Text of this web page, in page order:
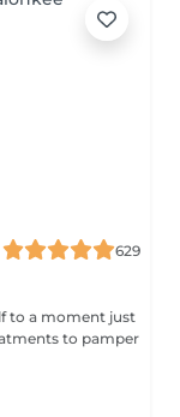
629